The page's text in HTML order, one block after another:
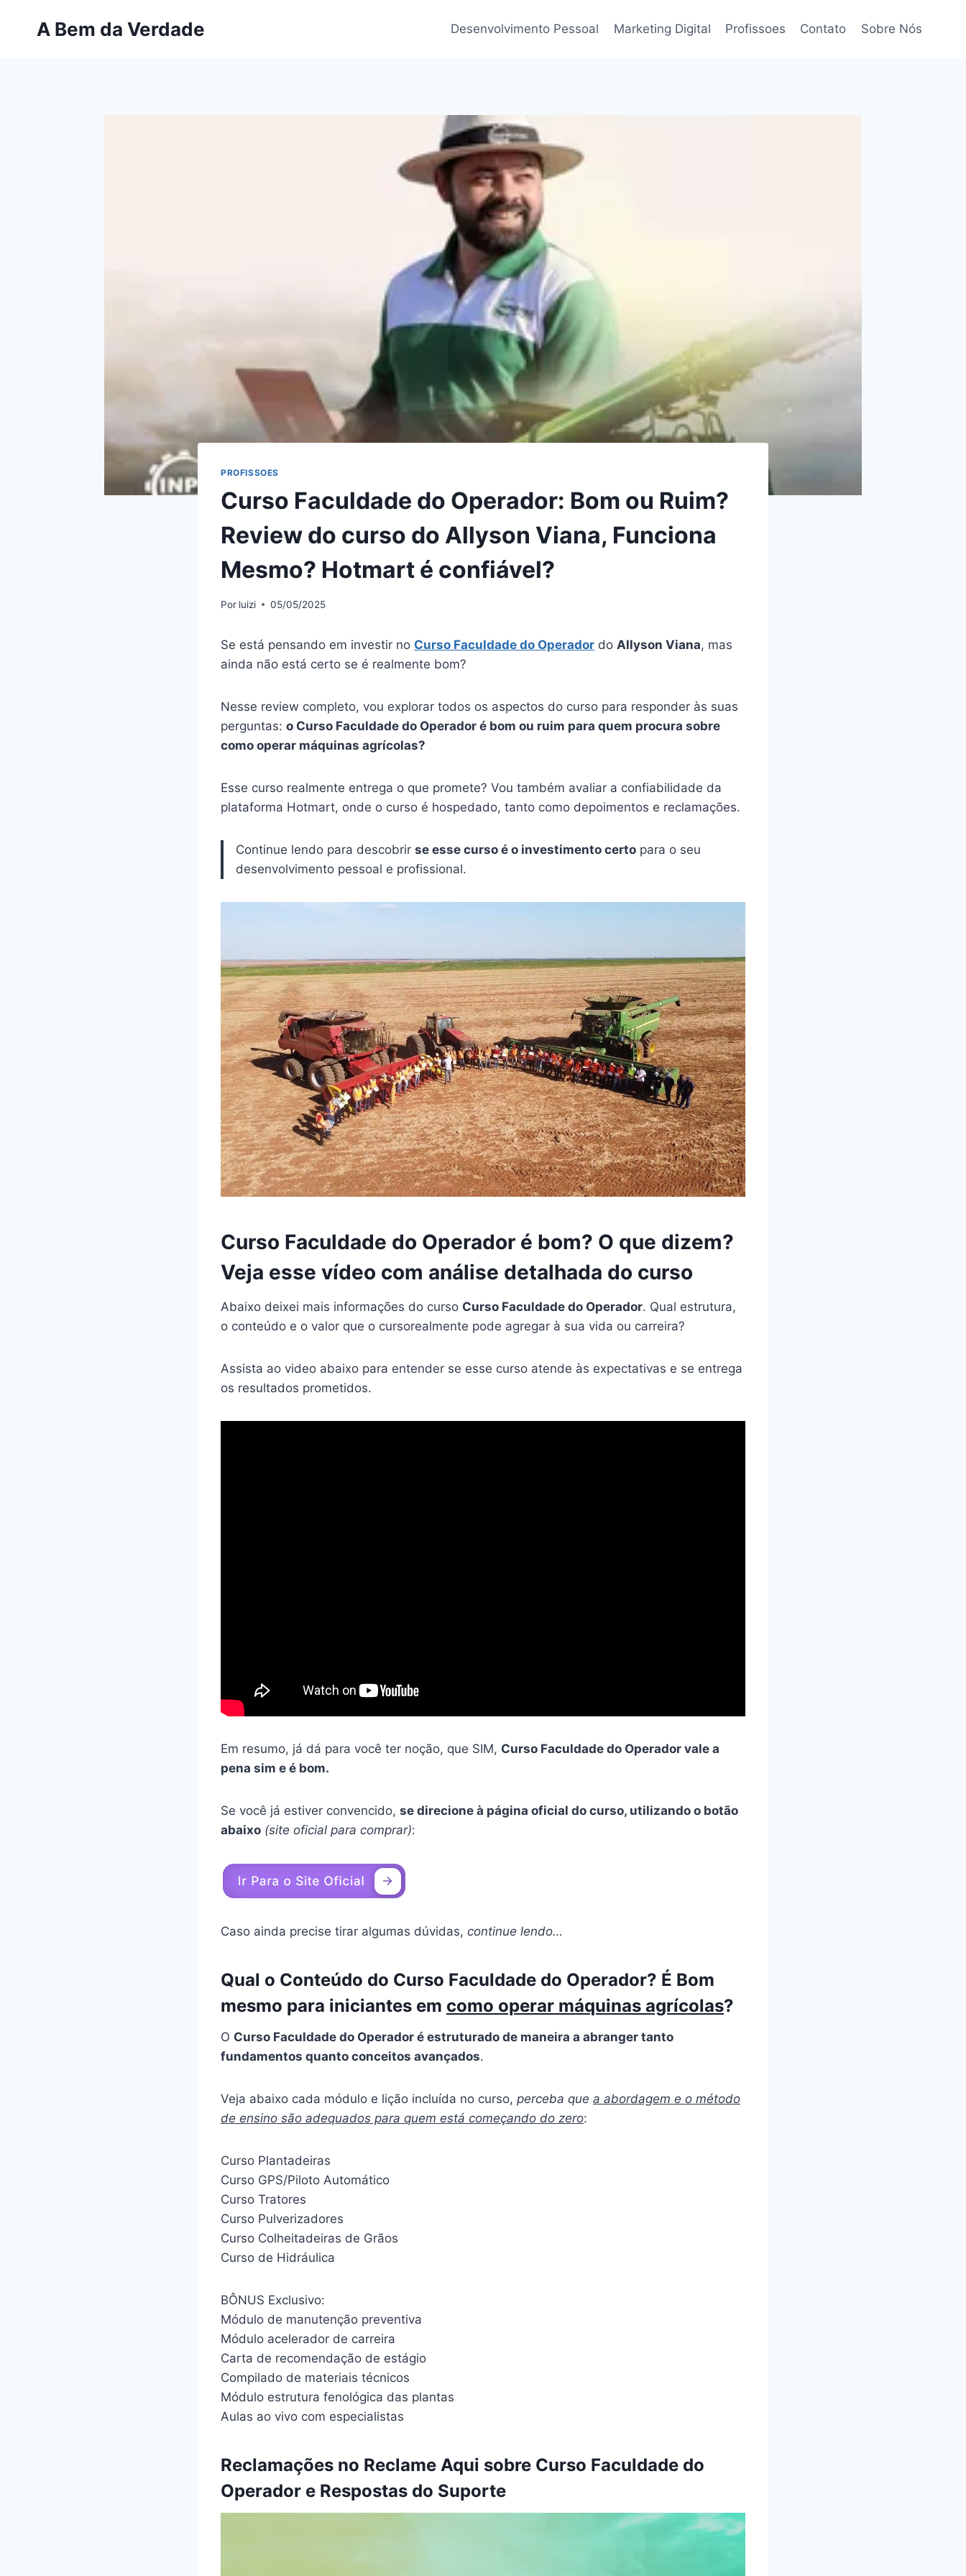
A Bem da Verdade Desenvolvimento Pessoal Marketing Digital Profissoes Contato Sobre Nós
PROFISSOES
Curso Faculdade do Operador: Bom ou Ruim?
Review do curso do Allyson Viana, Funciona
Mesmo? Hotmart é confiável?
Por luizi 05/05/2025
Se está pensando em investir no Curso Faculdade do Operador do Allyson Viana, mas
ainda não está certo se é realmente bom?
Nesse review completo, vou explorar todos os aspectos do curso para responder às suas
perguntas: o Curso Faculdade do Operador é bom ou ruim para quem procura sobre
como operar máquinas agrícolas?
Esse curso realmente entrega o que promete? Vou também avaliar a confiabilidade da
plataforma Hotmart, onde o curso é hospedado, tanto como depoimentos e reclamações.
Continue lendo para descobrir se esse curso é o investimento certo para o seu
desenvolvimento pessoal e profissional.
Curso Faculdade do Operador é bom? O que dizem?
Veja esse vídeo com análise detalhada do curso
Abaixo deixei mais informações do curso Curso Faculdade do Operador. Qual estrutura,
o conteúdo e o valor que o cursorealmente pode agregar à sua vida ou carreira?
Assista ao video abaixo para entender se esse curso atende às expectativas e se entrega
os resultados prometidos.
Em resumo, já dá para você ter noção, que SIM, Curso Faculdade do Operador vale a
pena sim e é bom.
Se você já estiver convencido, se direcione à página oficial do curso, utilizando o botão
abaixo (site oficial para comprar):
Caso ainda precise tirar algumas dúvidas, continue lendo…
Qual o Conteúdo do Curso Faculdade do Operador? É Bom
mesmo para iniciantes em como operar máquinas agrícolas?
O Curso Faculdade do Operador é estruturado de maneira a abranger tanto
fundamentos quanto conceitos avançados.
Veja abaixo cada módulo e lição incluída no curso, perceba que a abordagem e o método
de ensino são adequados para quem está começando do zero:
Curso Plantadeiras
Curso GPS/Piloto Automático
Curso Tratores
Curso Pulverizadores
Curso Colheitadeiras de Grãos
Curso de Hidráulica
BÔNUS Exclusivo:
Módulo de manutenção preventiva
Módulo acelerador de carreira
Carta de recomendação de estágio
Compilado de materiais técnicos
Módulo estrutura fenológica das plantas
Aulas ao vivo com especialistas
Reclamações no Reclame Aqui sobre Curso Faculdade do
Operador e Respostas do Suporte